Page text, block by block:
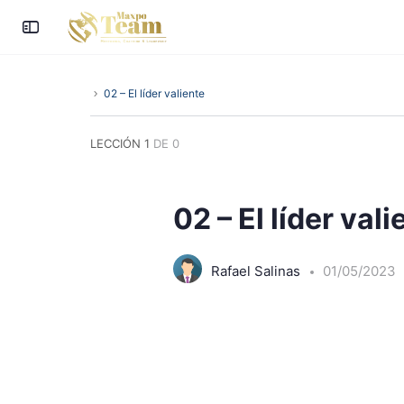
02 – El líder valiente
LECCIÓN 1 DE 0
02 – El líder
Rafael Salinas 01/05/2023